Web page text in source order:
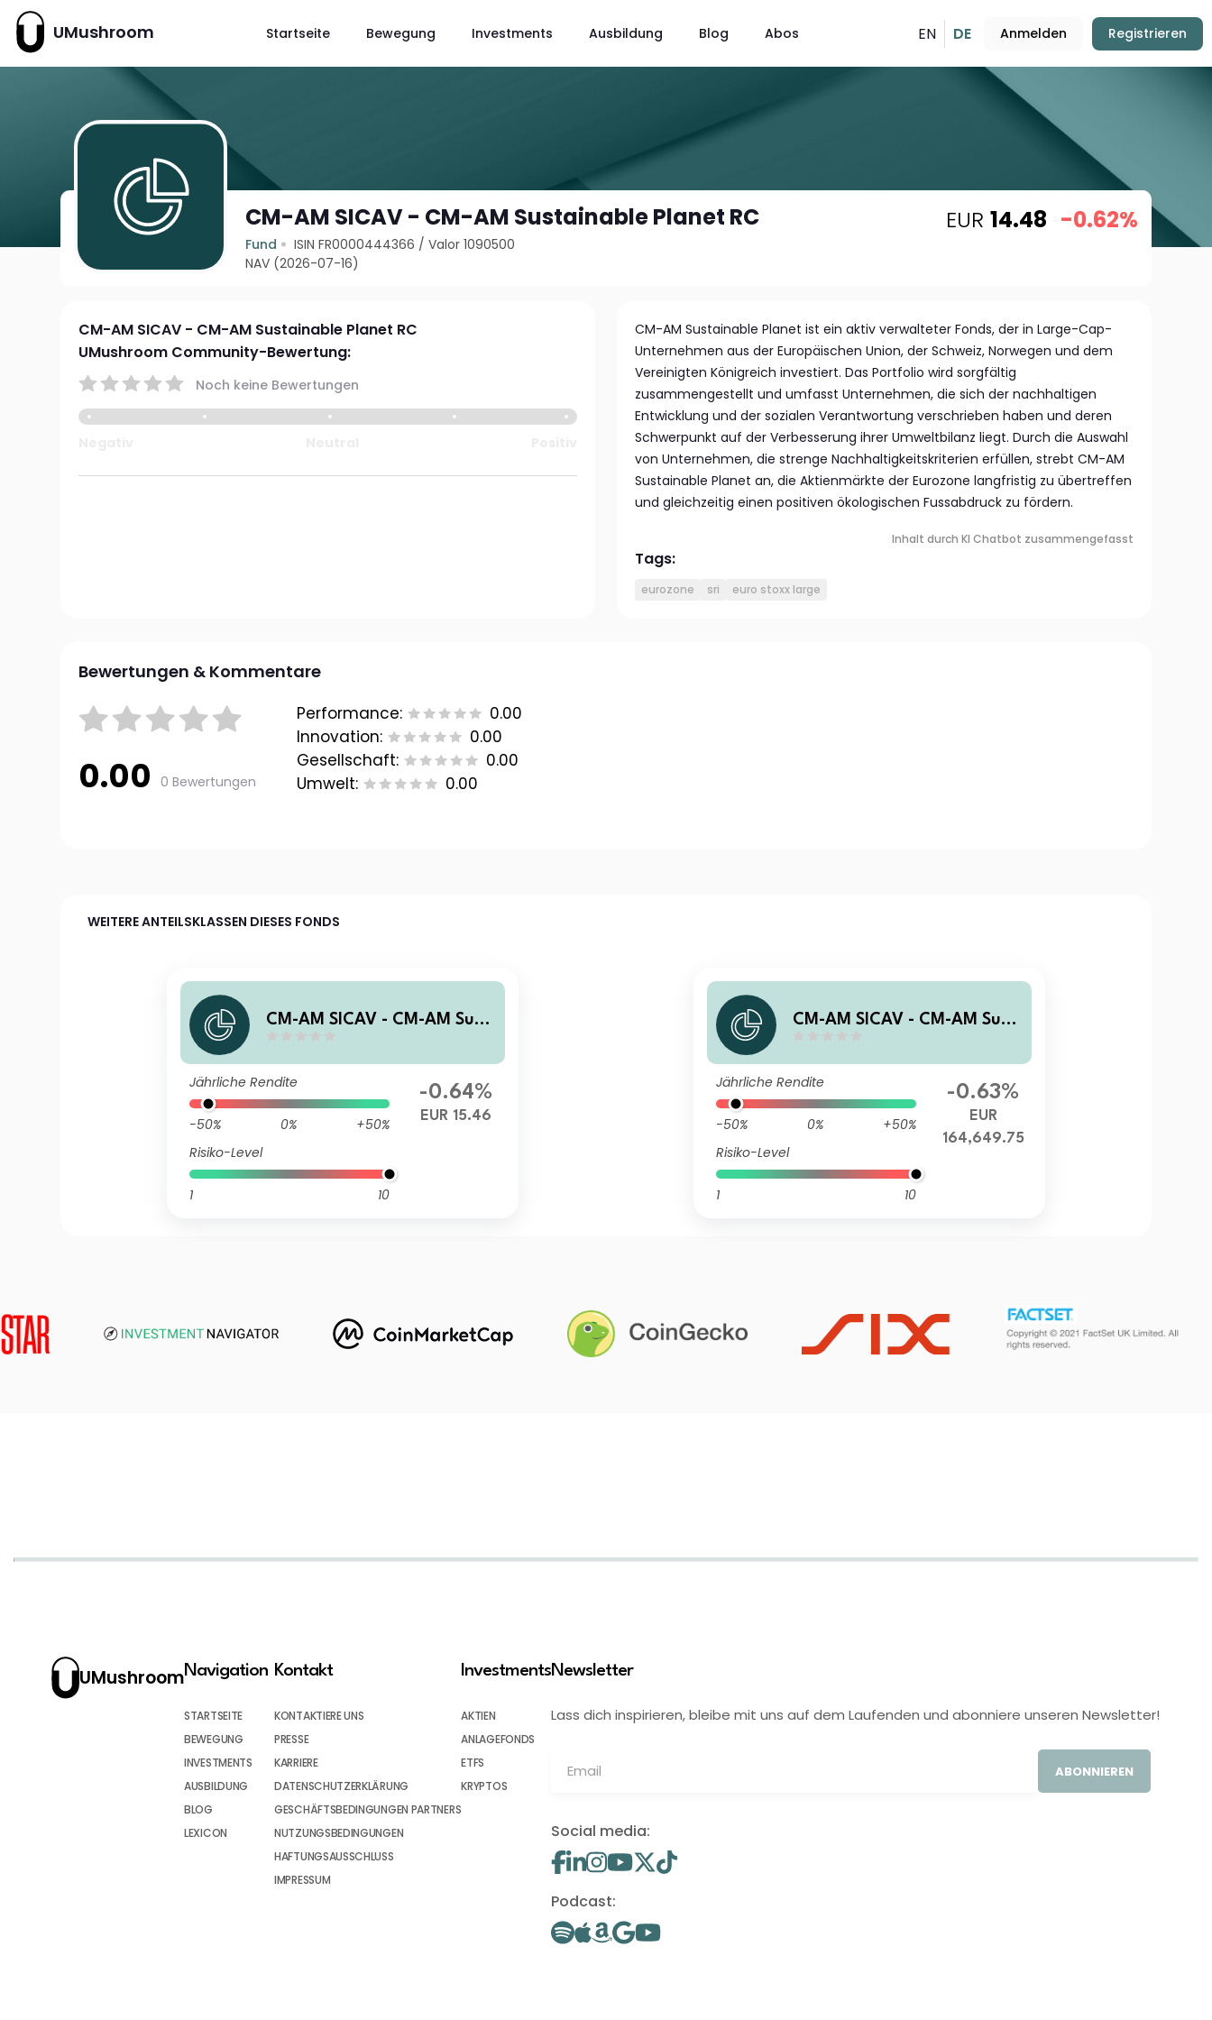
UMushroom Startseite Bewegung Investments Ausbildung Blog Abos EN DE Anmelden Registrieren
CM-AM SICAV - CM-AM Sustainable Planet RC
Fund ISIN FR0000444366 /Valor 1090500
NAV (2026-07-16)
EUR 14.48 -0.62%
CM-AM SICAV - CM-AM Sustainable Planet RC
UMushroom Community-Bewertung:
Noch keine Bewertungen
CM-AM Sustainable Planet ist ein aktiv verwalteter Fonds, der in Large-Cap-
Unternehmen aus der Europäischen Union, der Schweiz, Norwegen und dem
Vereinigten Königreich investiert. Das Portfolio wird sorgfältig
zusammengestellt und umfasst Unternehmen, die sich der nachhaltigen
Entwicklung und der sozialen Verantwortung verschrieben haben und deren
Schwerpunkt auf der Verbesserung ihrer Umweltbilanz liegt. Durch die Auswahl
von Unternehmen, die strenge Nachhaltigkeitskriterien erfüllen, strebt CM-AM
Sustainable Planet an, die Aktienmärkte der Eurozone langfristig zu übertreffen
und gleichzeitig einen positiven ökologischen Fussabdruck zu fördern.
Inhalt durch KI Chatbot zusammengefasst
Tags:
eurozone sri euro stoxx large
Bewertungen & Kommentare
0.00 0 Bewertungen
Performance:
0.00
Innovation:
0.00
Gesellschaft:
0.00
Umwelt:
0.00
WEITERE ANTEILSKLASSEN DIESES FONDS
CM-AM SICAV - CM-AM Sust
Jährliche Rendite
-50% 0%
+50%
Risiko-Level
1 10
-0.64%
EUR 15.46
CM-AM SICAV - CM-AM Sust
Jährliche Rendite
-50% 0%
+50%
Risiko-Level
1 10
-0.63%
EUR
164,649.75
UMushroomNavigation
STARTSEITE
BEWEGUNG
INVESTMENTS
AUSBILDUNG
BLOG
LEXICON
Kontakt
KONTAKTIERE UNS
PRESSE
KARRIERE
DATENSCHUTZERKLÄRUNG
GESCHÄFTSBEDINGUNGEN PARTNERS
NUTZUNGSBEDINGUNGEN
HAFTUNGSAUSSCHLUSS
IMPRESSUM
Investments
AKTIEN
ANLAGEFONDS
ETFS
KRYPTOS
Newsletter
Lass dich inspirieren, bleibe mit uns auf dem Laufenden und abonniere unseren Newsletter!
ABONNIEREN
Social media:
Podcast: